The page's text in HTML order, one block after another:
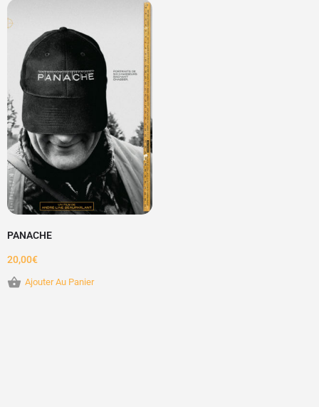
PANACHE
20,00€
Ajouter Au Panier